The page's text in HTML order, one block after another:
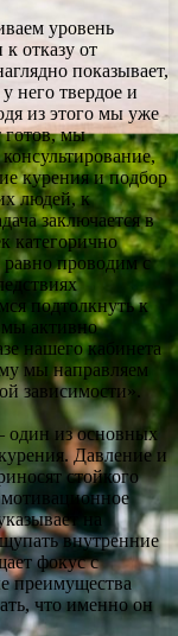
уровень
отказу от
показывает,
него твердое и
из этого мы уже
готов, мы
курения и подбор
людей, к
заключается в
категорично
равно проводим с
подтолкнуть к
активно
нашего кабинета
мы направляем
зависимости».
один из основных
Давление и
стойкого
мотивационное
на
внутренние
фокус с
преимущества
что именно он